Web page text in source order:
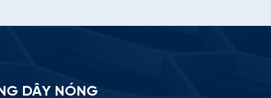
DÂY NÓNG